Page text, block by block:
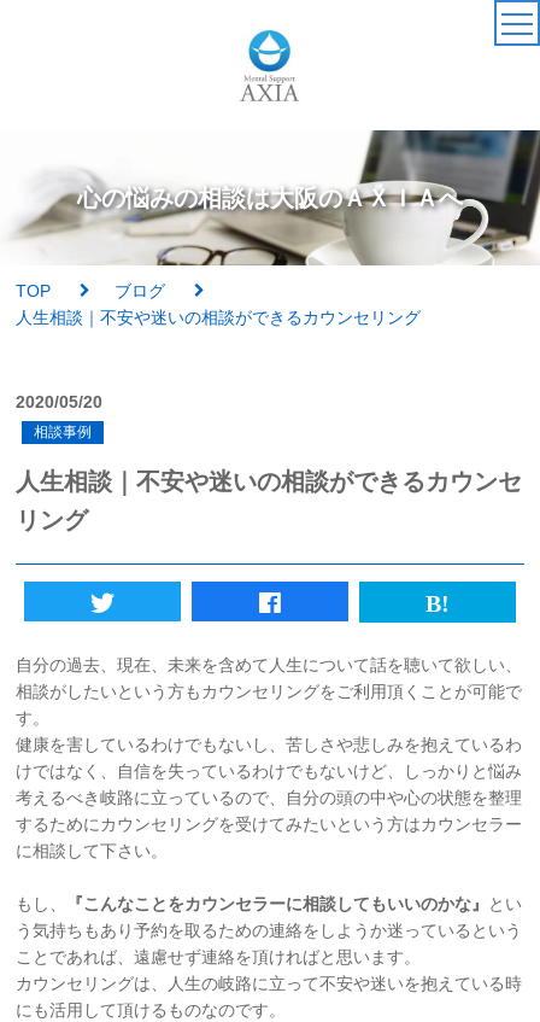
カウンセラー
アクセス・受付時間
サービス・料金一覧
実績紹介
AXIAの特徴
初めての方へ
質問一覧
ブログ
会社概要
採用情報
心の悩みの相談は大阪のＡＸＩＡへ
TOP
ブログ
人生相談｜不安や迷いの相談ができるカウンセリング
2020/05/20
相談事例
人生相談｜不安や迷いの相談ができるカウンセ
リング
自分の過去、現在、未来を含めて人生について話を聴いて欲しい、
相談がしたいという方もカウンセリングをご利用頂くことが可能で
す。
健康を害しているわけでもないし、苦しさや悲しみを抱えているわ
けではなく、自信を失っているわけでもないけど、しっかりと悩み
考えるべき岐路に立っているので、自分の頭の中や心の状態を整理
するためにカウンセリングを受けてみたいという方はカウンセラー
に相談して下さい。
もし、 『こんなことをカウンセラーに相談してもいいのかな』 とい
う気持ちもあり予約を取るための連絡をしようか迷っているという
ことであれば、遠慮せず連絡を頂ければと思います。
カウンセリングは、人生の岐路に立って不安や迷いを抱えている時
にも活用して頂けるものなのです。